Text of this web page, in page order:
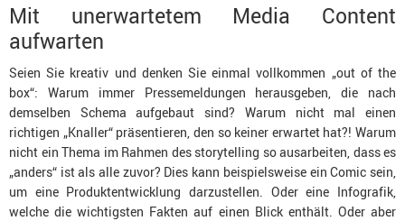
Mit unerwartetem Media Content
aufwarten
Seien Sie kreativ und denken Sie einmal vollkommen „out of the
box“: Warum immer Pressemeldungen herausgeben, die nach
demselben Schema aufgebaut sind? Warum nicht mal einen
richtigen „Knaller“ präsentieren, den so keiner erwartet hat?! Warum
nicht ein Thema im Rahmen des storytelling so ausarbeiten, dass es
„anders“ ist als alle zuvor? Dies kann beispielsweise ein Comic sein,
um eine Produktentwicklung darzustellen. Oder eine Infografik,
welche die wichtigsten Fakten auf einen Blick enthält. Oder aber